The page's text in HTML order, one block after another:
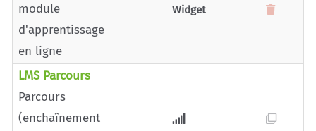
module
d'apprentissage
en ligne
Widget
LMS Parcours
Parcours
(enchaînement